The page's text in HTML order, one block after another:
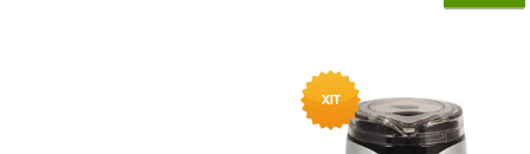
керування
води,
ункція регулювання
температури, підтримка
температури,